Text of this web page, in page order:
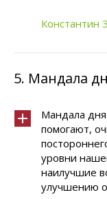
Константин
5. Мандала
Мандала
помогают,
уровни
наилучшие
улучшению